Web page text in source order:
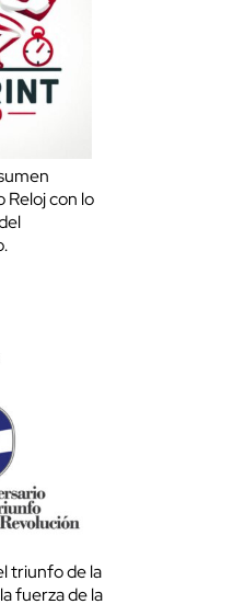
Reloj con lo
triunfo de la
fuerza de la